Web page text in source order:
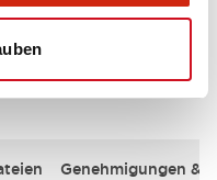
Genehmigungen &